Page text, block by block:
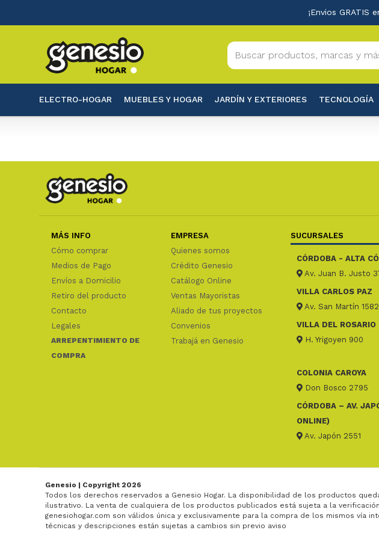
¡Envios GRATIS
ELECTRO-HOGAR MUEBLES Y HOGAR JARDÍN Y EXTERIORES TECNOLOGÍA
MÁS INFO
Cómo comprar
Medios de Pago
Envíos a Domicilio
Retiro del producto
Contacto
Legales
ARREPENTIMIENTO DE
COMPRA
EMPRESA
Quienes somos
Crédito Genesio
Catálogo Online
Ventas Mayoristas
Aliado de tus proyectos
Convenios
Trabajá en Genesio
SUCURSALES
CÓRDOBA - ALTA
Av. Juan B. Justo
VILLA CARLOS PAZ
Av. San Martín 1582
VILLA DEL ROSARIO
H. Yrigoyen 900
COLONIA CAROYA
Don Bosco 2795
CÓRDOBA – AV.
ONLINE)
Av. Japón 2551
Genesio | Copyright 2026
Todos los derechos reservados a Genesio Hogar. La disponibilidad de los productos
ilustrativo. La venta de cualquiera de los productos publicados está sujeta a la
genesiohogar.com son válidos única y exclusivamente para la compra de los mismos vía
técnicas y descripciones están sujetas a cambios sin previo aviso